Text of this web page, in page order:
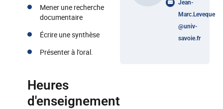
Mener une recherche
documentaire
Écrire une synthèse
Présenter à l’oral.
Heures
d'enseignement
Jean-
Marc.Leveque
@univ-
savoie.fr